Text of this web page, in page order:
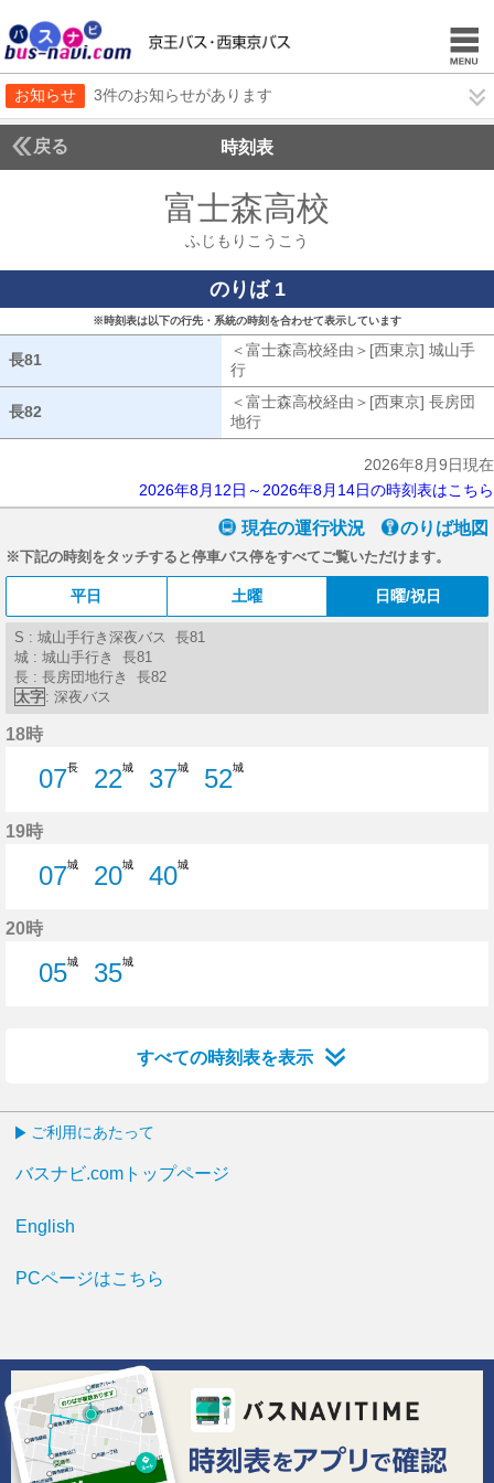
お知らせ 3件のお知らせがあります
戻る 時刻表
富士森高校
ふじもりこうこう
のりば 1
※時刻表は以下の行先・系統の時刻を合わせて表示しています
長81
＜富士森高校経由＞[西東京] 城山手
行
長82
＜富士森高校経由＞[西東京] 長房団
地行
2026年8月9日現在
2026年8月12日～2026年8月14日の時刻表はこちら
現在の運行状況 のりば地図
※下記の時刻をタッチすると停車バス停をすべてご覧いただけます。
平日 土曜 日曜/祝日
S : 城山手行き深夜バス 長81
城 : 城山手行き 長81
長 : 長房団地行き 長82
太字: 深夜バス
18時
07長
22城
37城
52城
19時
07城
20城
40城
20時
05城
35城
すべての時刻表を表示
ご利用にあたって
バスナビ.comトップページ
English
PCページはこちら